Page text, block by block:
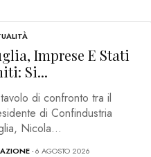
Imprese E Stati
Si...
di confronto tra il
di Confindustria
Nicola...
- 6 AGOSTO 2026